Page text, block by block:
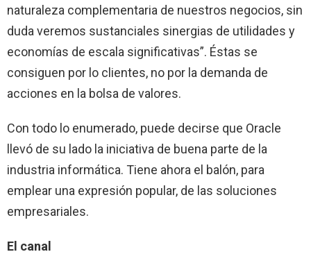
naturaleza complementaria de nuestros negocios, sin
duda veremos sustanciales sinergias de utilidades y
economías de escala significativas”. Éstas se
consiguen por lo clientes, no por la demanda de
acciones en la bolsa de valores.
Con todo lo enumerado, puede decirse que Oracle
llevó de su lado la iniciativa de buena parte de la
industria informática. Tiene ahora el balón, para
emplear una expresión popular, de las soluciones
empresariales.
El canal